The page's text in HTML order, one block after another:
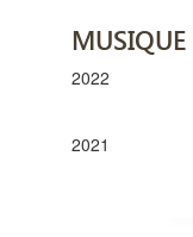
MUSIQUE
2022
2021